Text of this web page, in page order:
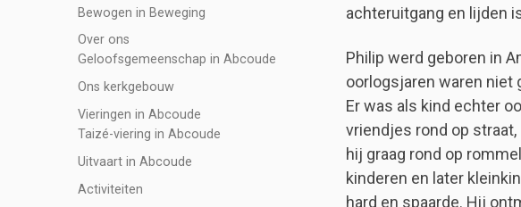
achteruitgang en lijden
Philip werd geboren in
oorlogsjaren waren niet
Er was als kind echter
vriendjes rond op
hij graag rond op
kinderen en later
hard en spaarde. Hij
Bewogen in Beweging
Over ons
Geloofsgemeenschap in Abcoude
Ons kerkgebouw
Vieringen in Abcoude
Taizé-viering in Abcoude
Uitvaart in Abcoude
Activiteiten